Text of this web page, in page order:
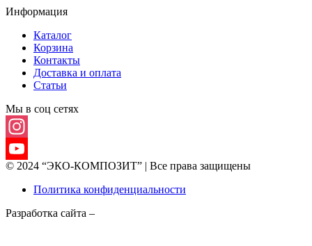
Информация
Каталог
Корзина
Контакты
Доставка и оплата
Статьи
Мы в соц сетях
Instagram
YouTube
Channel
© 2024 “ЭКО-КОМПОЗИТ” | Все права защищены
Политика конфиденциальности
Разработка сайта –